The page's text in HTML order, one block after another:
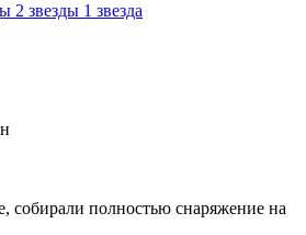
2 звезды 1 звезда
собирали полностью снаряжение на